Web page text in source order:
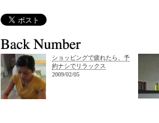
ショッピングで疲れたら、予
約ナシでリラックス
2009/02/05